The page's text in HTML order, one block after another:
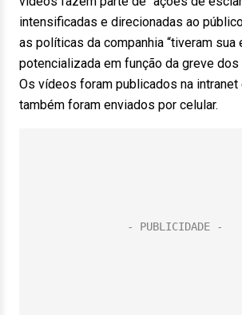
intensificadas e direcionadas ao
as políticas da companhia “tiveram sua
potencializada em função da greve dos
Os vídeos foram publicados na intranet
também foram enviados por celular.